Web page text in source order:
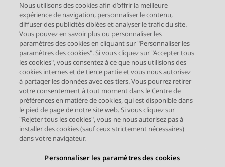
Send Feedback
Navigation par sujet
Sujet précédent Sujet suivant
STAY CONNECTED
Nous utilisons des cookies afin d’offrir la meilleure
expérience de navigation, personnaliser le contenu,
diffuser des publicités ciblées et analyser le trafic du site.
Vous pouvez en savoir plus ou personnaliser les
paramètres des cookies en cliquant sur "Personnaliser les
paramètres des cookies". Si vous cliquez sur "Accepter tous
les cookies", vous consentez à ce que nous utilisions des
cookies internes et de tierce partie et vous nous autorisez
à partager les données avec ces tiers. Vous pourrez retirer
votre consentement à tout moment dans le Centre de
préférences en matière de cookies, qui est disponible dans
le pied de page de notre site web. Si vous cliquez sur
"Rejeter tous les cookies", vous ne nous autorisez pas à
installer des cookies (sauf ceux strictement nécessaires)
dans votre navigateur.
Personnaliser les paramètres des cookies